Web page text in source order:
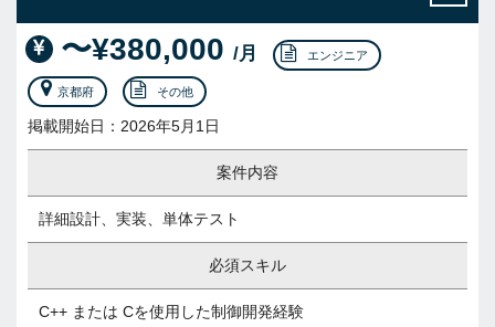
〜¥380,000 /月 エンジニア
京都府 その他
掲載開始日：2026年5月1日
案件内容
詳細設計、実装、単体テスト
必須スキル
C++ または Cを使用した制御開発経験